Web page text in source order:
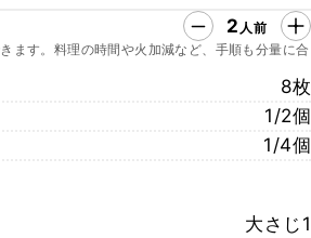
2 人前
ます。料理の時間や火加減など、手順も分量に合
8枚
1/2個
1/4個
大さじ1